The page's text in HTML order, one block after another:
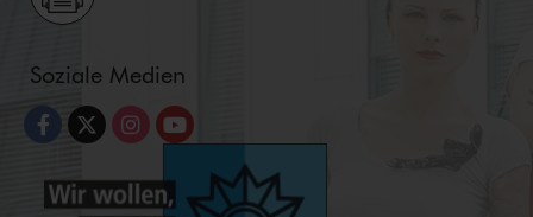
Soziale Medien